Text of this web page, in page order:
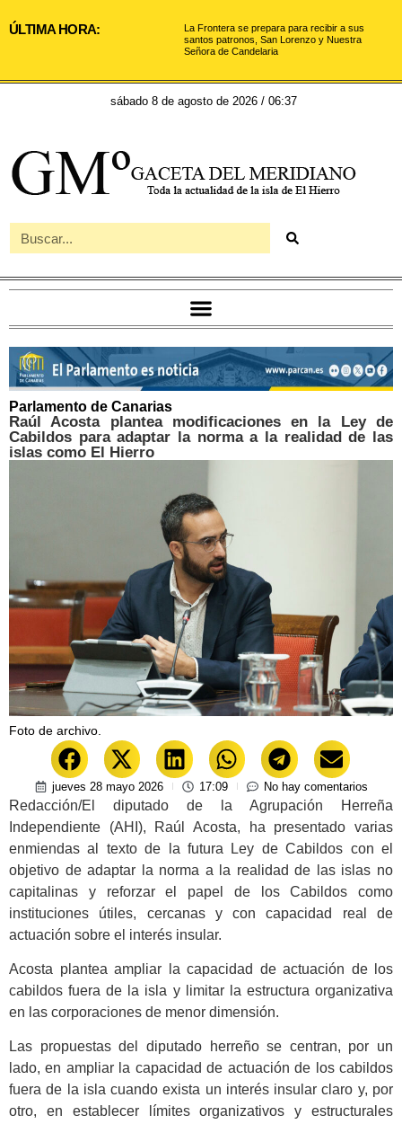
ÚLTIMA HORA:
La Frontera se prepara para recibir a sus
santos patronos, San Lorenzo y Nuestra
Señora de Candelaria
sábado 8 de agosto de 2026 / 06:37
Parlamento de Canarias
Raúl Acosta plantea modificaciones en la Ley de
Cabildos para adaptar la norma a la realidad de las
islas como El Hierro
Foto de archivo.
jueves 28 mayo 2026 17:09 No hay comentarios
Redacción/El diputado de la Agrupación Herreña
Independiente (AHI), Raúl Acosta, ha presentado varias
enmiendas al texto de la futura Ley de Cabildos con el
objetivo de adaptar la norma a la realidad de las islas no
capitalinas y reforzar el papel de los Cabildos como
instituciones útiles, cercanas y con capacidad real de
actuación sobre el interés insular.
Acosta plantea ampliar la capacidad de actuación de los
cabildos fuera de la isla y limitar la estructura organizativa
en las corporaciones de menor dimensión.
Las propuestas del diputado herreño se centran, por un
lado, en ampliar la capacidad de actuación de los cabildos
fuera de la isla cuando exista un interés insular claro y, por
otro, en establecer límites organizativos y estructurales